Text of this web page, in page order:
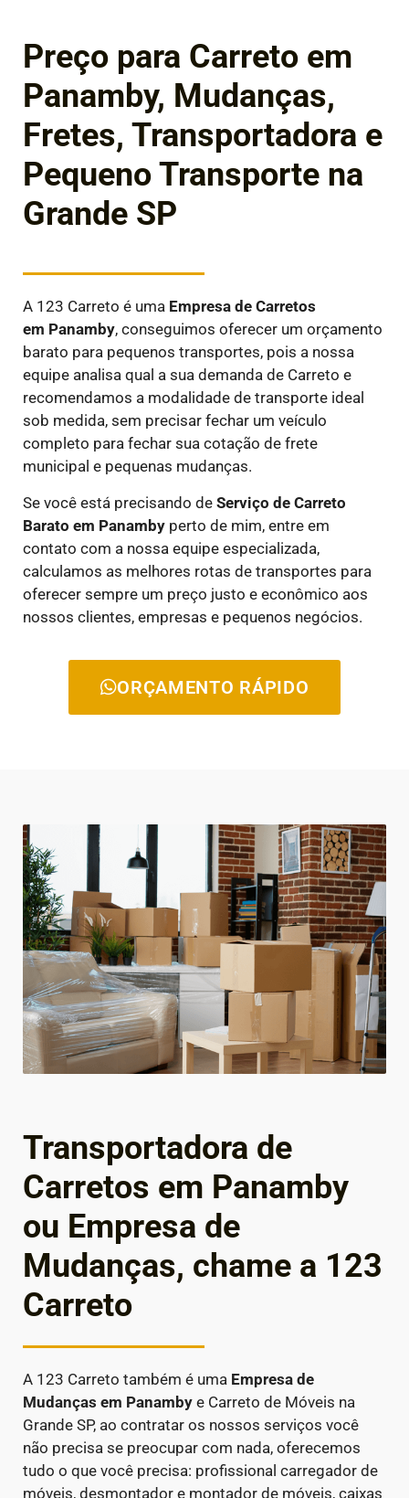
Preço para Carreto em
Panamby, Mudanças,
Fretes, Transportadora e
Pequeno Transporte na
Grande SP
A 123 Carreto é uma Empresa de Carretos
em Panamby, conseguimos oferecer um orçamento
barato para pequenos transportes, pois a nossa
equipe analisa qual a sua demanda de Carreto e
recomendamos a modalidade de transporte ideal
sob medida, sem precisar fechar um veículo
completo para fechar sua cotação de frete
municipal e pequenas mudanças.
Se você está precisando de Serviço de Carreto
Barato em Panamby perto de mim, entre em
contato com a nossa equipe especializada,
calculamos as melhores rotas de transportes para
oferecer sempre um preço justo e econômico aos
nossos clientes, empresas e pequenos negócios.
ORÇAMENTO RÁPIDO
Transportadora de
Carretos em Panamby
ou Empresa de
Mudanças, chame a 123
Carreto
A 123 Carreto também é uma Empresa de
Mudanças em Panamby e Carreto de Móveis na
Grande SP, ao contratar os nossos serviços você
não precisa se preocupar com nada, oferecemos
tudo o que você precisa: profissional carregador de
móveis, desmontador e montador de móveis, caixas